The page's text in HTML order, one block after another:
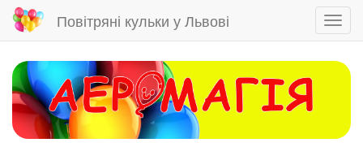
Skip
main
content
Повітряні кульки у Львові